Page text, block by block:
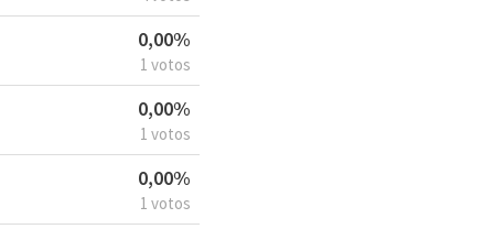
0,00%
1 votos
0,00%
1 votos
0,00%
1 votos